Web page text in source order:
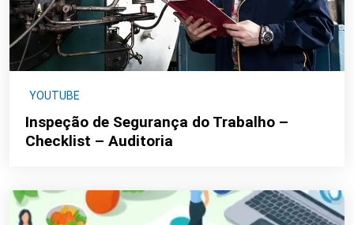
YOUTUBE
Inspeção de Segurança do Trabalho –
Checklist – Auditoria